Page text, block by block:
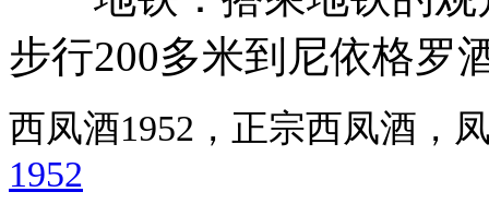
步行200多米到尼依格罗
西凤酒1952，正宗西凤酒
1952